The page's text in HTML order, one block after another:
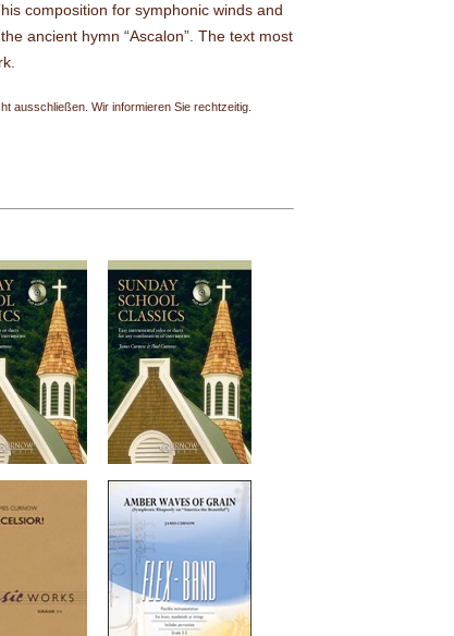
composition for symphonic winds and
ancient hymn “Ascalon”. The text most
ausschließen. Wir informieren Sie rechtzeitig.